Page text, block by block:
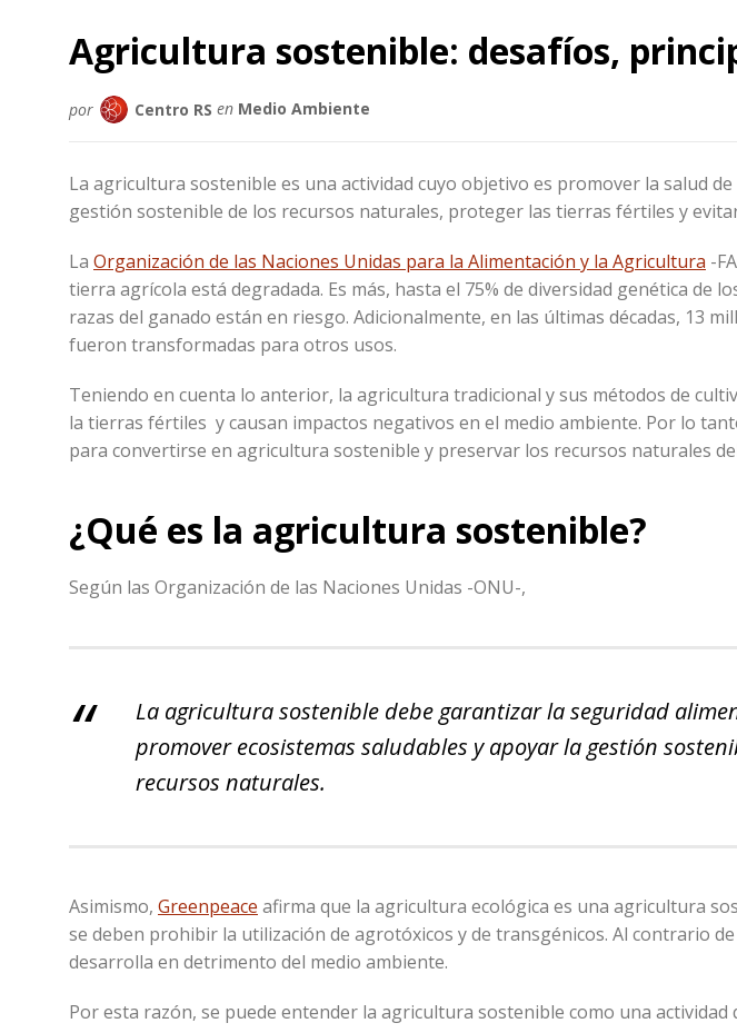
Agricultura sostenible: desafíos,
por Centro RS en Medio Ambiente
La agricultura sostenible es una actividad cuyo objetivo es promover la salud de
gestión sostenible de los recursos naturales, proteger las tierras fértiles y
La Organización de las Naciones Unidas para la Alimentación y la Agricultura -
tierra agrícola está degradada. Es más, hasta el 75% de diversidad genética de
razas del ganado están en riesgo. Adicionalmente, en las últimas décadas, 13
fueron transformadas para otros usos.
Teniendo en cuenta lo anterior, la agricultura tradicional y sus métodos de
la tierras fértiles y causan impactos negativos en el medio ambiente. Por lo
para convertirse en agricultura sostenible y preservar los recursos naturales
¿Qué es la agricultura sostenible?
Según las Organización de las Naciones Unidas -ONU-,
La agricultura sostenible debe garantizar la seguridad
promover ecosistemas saludables y apoyar la gestión
recursos naturales.
Asimismo, Greenpeace afirma que la agricultura ecológica es una agricultura
se deben prohibir la utilización de agrotóxicos y de transgénicos. Al contrario
desarrolla en detrimento del medio ambiente.
Por esta razón, se puede entender la agricultura sostenible como una actividad